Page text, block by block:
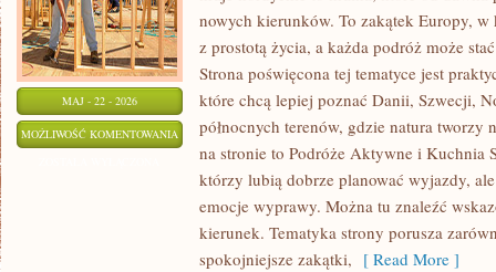
MAJ - 22 - 2026
MOŻLIWOŚĆ KOMENTOWANIA LEGENDY
MITOLOGIA
nowych kierunków. To zakątek Europy,
z prostotą życia, a każda podróż może
Strona poświęcona tej tematyce jest
które chcą lepiej poznać Danii, Szwecji,
północnych terenów, gdzie natura tworzy
na stronie to Podróże Aktywne i Kuchnia
którzy lubią dobrze planować wyjazdy,
emocje wyprawy. Można tu znaleźć
kierunek. Tematyka strony porusza
spokojniejsze zakątki, [ Read More ]